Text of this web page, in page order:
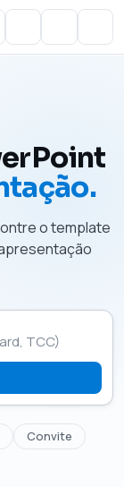
o template
Convite